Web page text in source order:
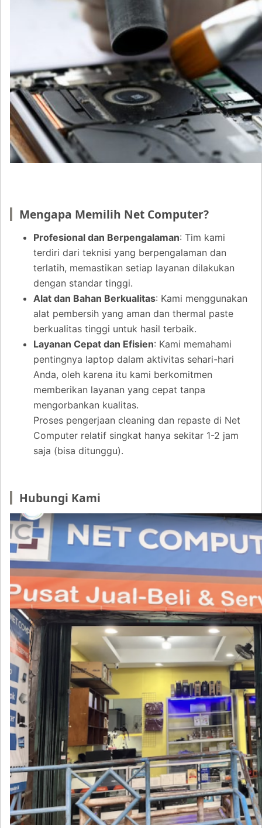
Mengapa Memilih Net Computer?
Profesional dan Berpengalaman: Tim kami
terdiri dari teknisi yang berpengalaman dan
terlatih, memastikan setiap layanan dilakukan
dengan standar tinggi.
Alat dan Bahan Berkualitas: Kami menggunakan
alat pembersih yang aman dan thermal paste
berkualitas tinggi untuk hasil terbaik.
Layanan Cepat dan Efisien: Kami memahami
pentingnya laptop dalam aktivitas sehari-hari
Anda, oleh karena itu kami berkomitmen
memberikan layanan yang cepat tanpa
mengorbankan kualitas.
Proses pengerjaan cleaning dan repaste di Net
Computer relatif singkat hanya sekitar 1-2 jam
saja (bisa ditunggu).
Hubungi Kami